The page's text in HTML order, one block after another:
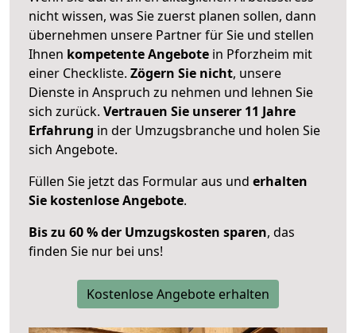
nicht wissen, was Sie zuerst planen sollen, dann
übernehmen unsere Partner für Sie und stellen
Ihnen kompetente Angebote in Pforzheim mit
einer Checkliste. Zögern Sie nicht, unsere
Dienste in Anspruch zu nehmen und lehnen Sie
sich zurück. Vertrauen Sie unserer 11 Jahre
Erfahrung in der Umzugsbranche und holen Sie
sich Angebote.
Füllen Sie jetzt das Formular aus und erhalten
Sie kostenlose Angebote.
Bis zu 60 % der Umzugskosten sparen, das
finden Sie nur bei uns!
Kostenlose Angebote erhalten